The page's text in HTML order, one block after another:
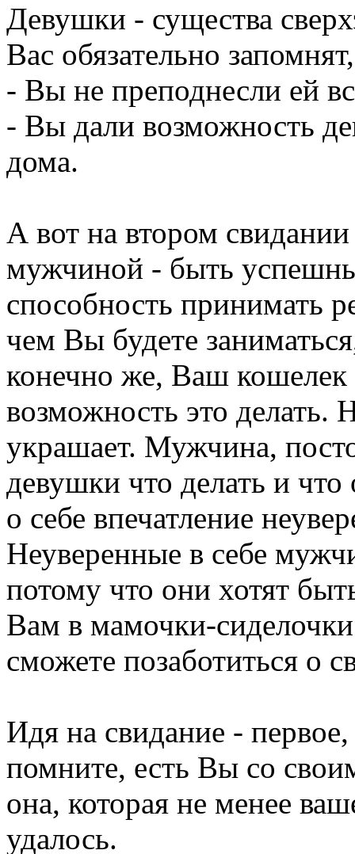
Девушки - существа
Вас обязательно
- Вы не преподнесли ей
- Вы дали возможность
дома.
А вот на втором
мужчиной - быть
способность принимать
чем Вы будете
конечно же, Ваш кошелек
возможность это делать.
украшает. Мужчина,
девушки что делать и что
о себе впечатление
Неуверенные в себе
потому что они хотят
Вам в мамочки-
сможете позаботиться о
Идя на свидание - первое,
помните, есть Вы со
она, которая не менее
удалось.